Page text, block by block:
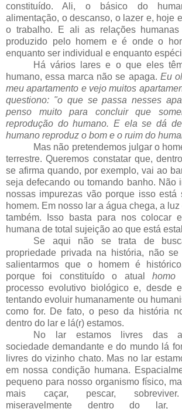
constituído. Ali, o básico do
alimentação, o descanso, o lazer e, hoje
o trabalho. E ali as relações
produzido pelo homem e é onde o
enquanto ser individual e enquanto
Há vários lares e o que eles
humano, essa marca não se apaga. Eu
meu apartamento e vejo muitos
questiono: "o que se passa nesses
penso muito para concluir que
reprodução do humano. E ela se dá
humano reproduz o bom e o ruim do
Mas não pretendemos julgar o
terrestre. Queremos constatar que,
se afirma quando, por exemplo, vai ao
seja defecando ou tomando banho. Não
nossas impurezas vão porque isso está
homem. Em nosso lar a água chega, a
também. Isso basta para nos colocar
humana de total sujeição ao que está
Se aqui não se trata de
propriedade privada na história, não
salientarmos que o homem é
porque foi constituído o atual homo
processo evolutivo biológico e, desde
tentando evoluir humanamente ou
como for. De fato, o peso da história
dentro do lar e lá(r) estamos.
No lar estamos livres das
sociedade demandante e do mundo lá
livres do vizinho chato. Mas no lar
em nossa condição humana.
pequeno para nosso organismo físico,
mais caçar, pescar, sobreviver.
miseravelmente dentro do lar,